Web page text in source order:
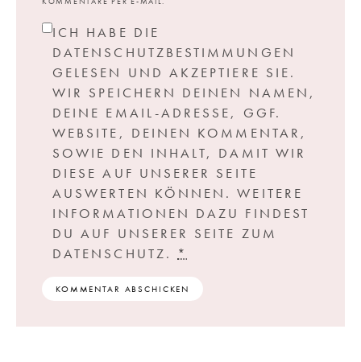
ICH HABE DIE
DATENSCHUTZBESTIMMUNGEN
GELESEN UND AKZEPTIERE SIE.
WIR SPEICHERN DEINEN NAMEN,
DEINE EMAIL-ADRESSE, GGF.
WEBSITE, DEINEN KOMMENTAR,
SOWIE DEN INHALT, DAMIT WIR
DIESE AUF UNSERER SEITE
AUSWERTEN KÖNNEN. WEITERE
INFORMATIONEN DAZU FINDEST
DU AUF UNSERER SEITE ZUM
DATENSCHUTZ. *